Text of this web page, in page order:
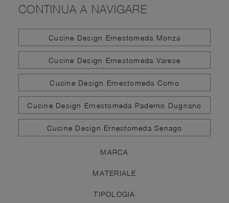
CONTINUA A NAVIGARE
Cucine Design Ernestomeda Monza
Cucine Design Ernestomeda Varese
Cucine Design Ernestomeda Como
Cucine Design Ernestomeda Paderno Dugnano
Cucine Design Ernestomeda Senago
MARCA
MATERIALE
TIPOLOGIA